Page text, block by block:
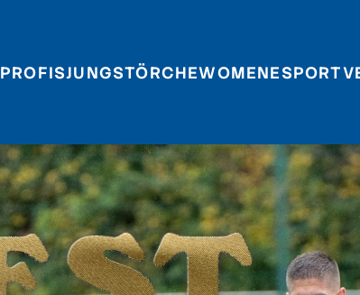
PROFISJUNGSTÖRCHEWOMENESPORT